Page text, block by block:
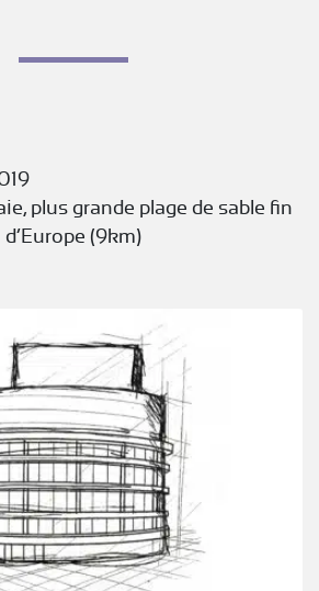
plus grande plage de sable fin
d’Europe (9km)